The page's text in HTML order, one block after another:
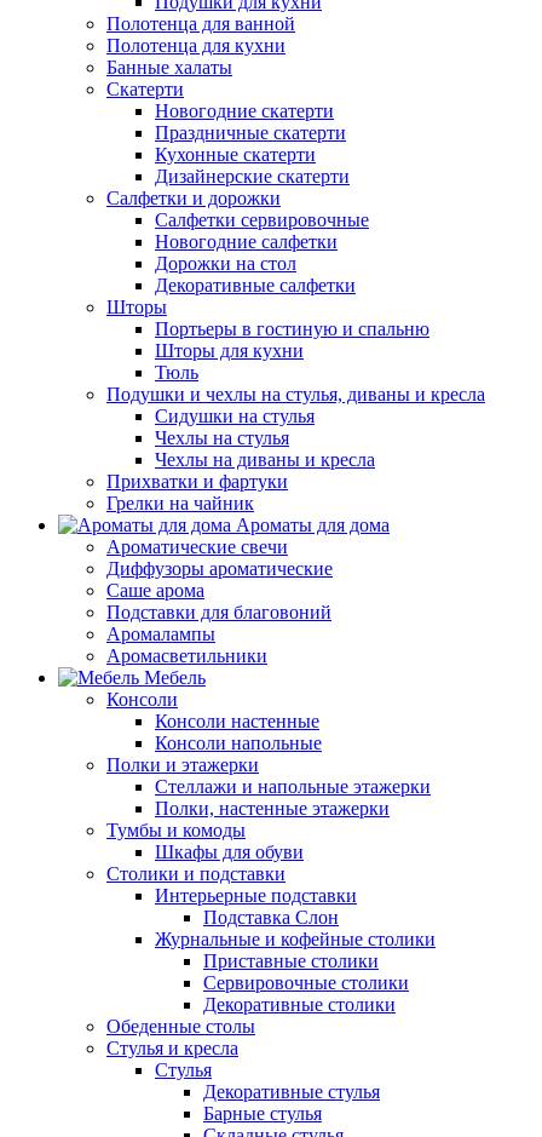
Полотенца для ванной
Полотенца для кухни
Банные халаты
Скатерти
Новогодние скатерти
Праздничные скатерти
Кухонные скатерти
Дизайнерские скатерти
Салфетки и дорожки
Салфетки сервировочные
Новогодние салфетки
Дорожки на стол
Декоративные салфетки
Шторы
Портьеры в гостиную и спальню
Шторы для кухни
Тюль
Подушки и чехлы на стулья, диваны и кресла
Сидушки на стулья
Чехлы на стулья
Чехлы на диваны и кресла
Прихватки и фартуки
Грелки на чайник
Ароматы для дома
Ароматические свечи
Диффузоры ароматические
Саше арома
Подставки для благовоний
Аромалампы
Аромасветильники
Мебель
Консоли
Консоли настенные
Консоли напольные
Полки и этажерки
Стеллажи и напольные этажерки
Полки, настенные этажерки
Тумбы и комоды
Шкафы для обуви
Столики и подставки
Интерьерные подставки
Подставка Слон
Журнальные и кофейные столики
Приставные столики
Сервировочные столики
Декоративные столики
Обеденные столы
Стулья и кресла
Стулья
Декоративные стулья
Барные стулья